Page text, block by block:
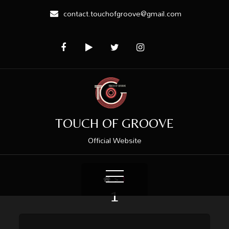
contact.touchofgroove@gmail.com
TOUCH OF GROOVE
Official Website
1
> 1